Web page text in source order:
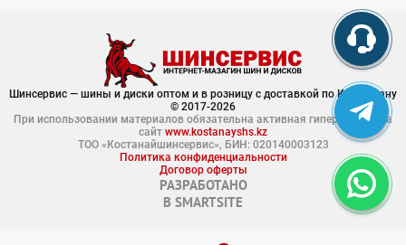
Шинсервис — шины и диски оптом и в розницу с доставкой по Казахстану
© 2017-2026
При использовании материалов обязательна активная гиперссылка на
сайт www.kostanayshs.kz
ТОО «Костанайшинсервис», БИН: 020140003123
Политика конфиденциальности
Договор оферты
РАЗРАБОТАНО
В SMARTSITE